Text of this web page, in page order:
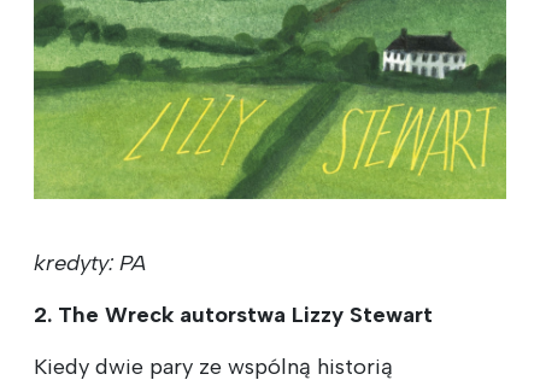
kredyty: PA
2. The Wreck autorstwa Lizzy Stewart
Kiedy dwie pary ze wspólną historią